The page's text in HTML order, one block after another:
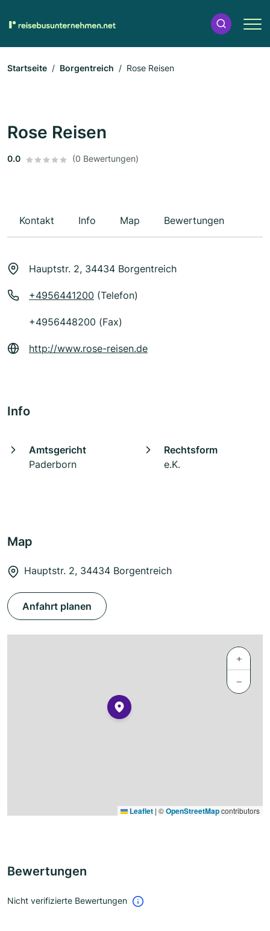
Startseite Borgentreich Rose Reisen
Rose Reisen
0.0 (0 Bewertungen)
Kontakt Info Map Bewertungen
Hauptstr. 2, 34434 Borgentreich
+4956441200 (Telefon)
+4956448200 (Fax)
http://www.rose-reisen.de
Info
Amtsgericht
Paderborn
Rechtsform
e.K.
Map
Hauptstr. 2, 34434 Borgentreich
Anfahrt planen
+
−
Leaflet | ©OpenStreetMapcontributors
Bewertungen
Nicht verifizierte Bewertungen